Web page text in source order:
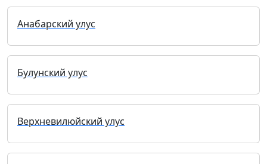
Анабарский улус
Булунский улус
Верхневилюйский улус